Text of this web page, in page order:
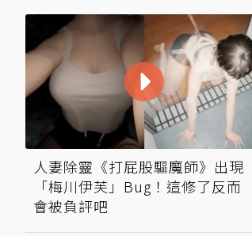
人妻除靈《打屁股驅魔師》出現
「梅川伊芙」Bug！這修了反而
會被負評吧